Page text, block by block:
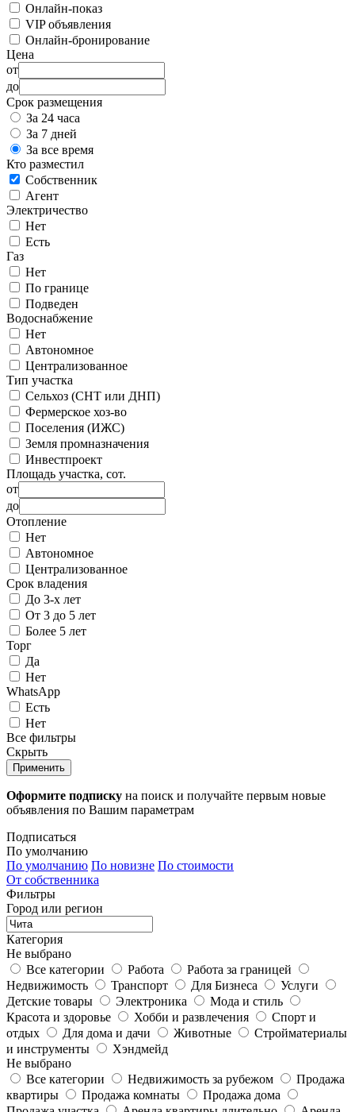
Онлайн-показ
VIP объявления
Онлайн-бронирование
Цена
от
до
Срок размещения
За 24 часа
За 7 дней
За все время
Кто разместил
Собственник
Агент
Электричество
Нет
Есть
Газ
Нет
По границе
Подведен
Водоснабжение
Нет
Автономное
Централизованное
Тип участка
Сельхоз (СНТ или ДНП)
Фермерское хоз-во
Поселения (ИЖС)
Земля промназначения
Инвестпроект
Площадь участка, сот.
от
до
Отопление
Нет
Автономное
Централизованное
Срок владения
До 3-х лет
От 3 до 5 лет
Более 5 лет
Торг
Да
Нет
WhatsApp
Есть
Нет
Все фильтры
Скрыть
Применить
Оформите подписку на поиск и получайте первым новые
объявления по Вашим параметрам
Подписаться
По умолчанию
По умолчанию По новизне По стоимости
От собственника
Фильтры
Город или регион
Категория
Не выбрано
Все категории
Работа
Работа за границей
Недвижимость
Транспорт Для Бизнеса
Услуги
Детские товары
Электроника
Мода и стиль
Красота и здоровье
Хобби и развлечения
Спорт и
отдых
Для дома и дачи Животные
Стройматериалы
и инструменты
Хэндмейд
Не выбрано
Все категории
Недвижимость за рубежом
Продажа
квартиры
Продажа комнаты
Продажа дома